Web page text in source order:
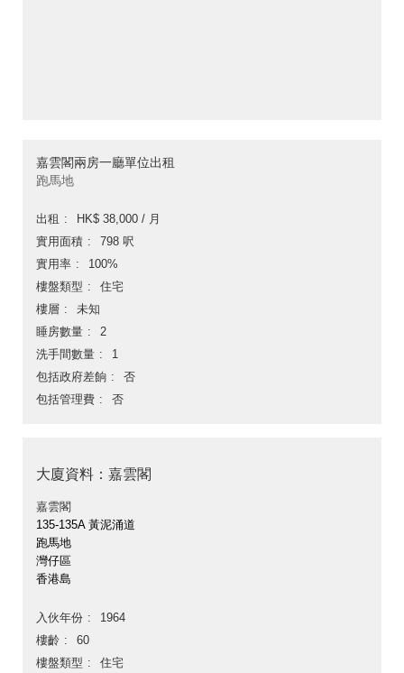
嘉雲閣兩房一廳單位出租
跑馬地
出租
HK$ 38,000 / 月
實用面積
798 呎
實用率
100%
樓盤類型
住宅
樓層
未知
睡房數量
2
洗手間數量
1
包括政府差餉
否
包括管理費
否
大廈資料：嘉雲閣
嘉雲閣
135-135A 黃泥涌道
跑馬地
灣仔區
香港島
入伙年份
1964
樓齡
60
樓盤類型
住宅